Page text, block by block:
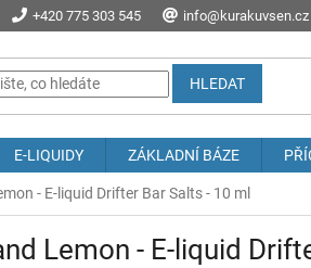
+420 775 303 545 info@kurakuvsen.cz
A POŠTOVNÉ PROČ NAKOUPIT U NÁS?
HLEDAT
E-LIQUIDY ZÁKLADNÍ BÁZE
- E-liquid Drifter Bar Salts - 10 ml
Lemon - E-liquid